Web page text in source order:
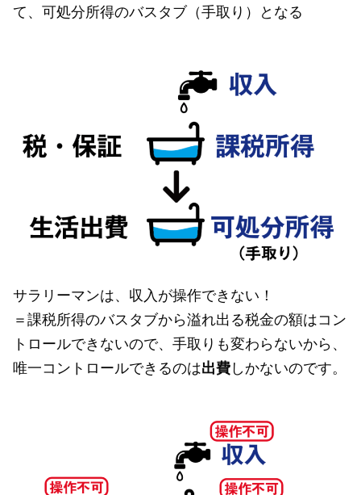
て、可処分所得のバスタブ（手取り）となる
サラリーマンは、収入が操作できない！
＝課税所得のバスタブから溢れ出る税金の額はコン
トロールできないので、手取りも変わらないから、
唯一コントロールできるのは出費 しかないのです。